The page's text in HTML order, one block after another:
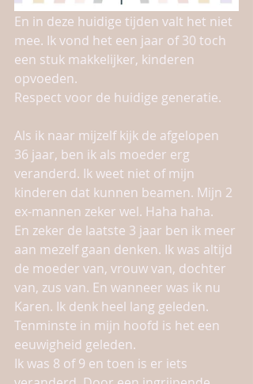
En in deze huidige tijden valt het niet
mee. Ik vond het een jaar of 30 toch
een stuk makkelijker, kinderen
opvoeden.
Respect voor de huidige generatie.
Als ik naar mijzelf kijk de afgelopen
36 jaar, ben ik als moeder erg
veranderd. Ik weet niet of mijn
kinderen dat kunnen beamen. Mijn 2
ex-mannen zeker wel. Haha haha.
En zeker de laatste 3 jaar ben ik meer
aan mezelf gaan denken. Ik was altijd
de moeder van, vrouw van, dochter
van, zus van. En wanneer was ik nu
Karen. Ik denk heel lang geleden.
Tenminste in mijn hoofd is het een
eeuwigheid geleden.
Ik was 8 of 9 en toen is er iets